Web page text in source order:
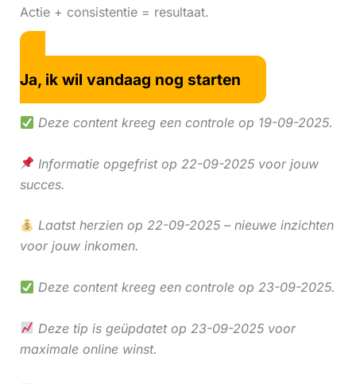
Actie + consistentie = resultaat.
Ja, ik wil vandaag nog starten
Deze content kreeg een controle op 19-09-2025.
Informatie opgefrist op 22-09-2025 voor jouw
succes.
Laatst herzien op 22-09-2025 – nieuwe inzichten
voor jouw inkomen.
Deze content kreeg een controle op 23-09-2025.
Deze tip is geüpdatet op 23-09-2025 voor
maximale online winst.